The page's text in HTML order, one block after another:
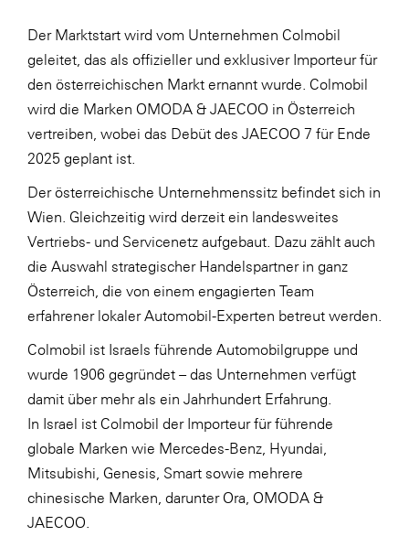
PAGRO
PHH Rechtsanwält:innen
Salesforce
sebamed
SeneCura
SERVICE&MORE
SKINUANCE®
Somfy
Sony DADC
SPIEGLTEC
STIHL Tirol
Trend Micro
TAG GmbH
VALETTA
Der Marktstart wird vom Unternehmen Colmobil
geleitet, das als offizieller und exklusiver Importeur für
den österreichischen Markt ernannt wurde. Colmobil
wird die Marken OMODA & JAECOO in Österreich
vertreiben, wobei das Debüt des JAECOO 7 für Ende
2025 geplant ist.
Der österreichische Unternehmenssitz befindet sich in
Wien. Gleichzeitig wird derzeit ein landesweites
Vertriebs- und Servicenetz aufgebaut. Dazu zählt auch
die Auswahl strategischer Handelspartner in ganz
Österreich, die von einem engagierten Team
erfahrener lokaler Automobil-Experten betreut werden.
Colmobil ist Israels führende Automobilgruppe und
wurde 1906 gegründet – das Unternehmen verfügt
damit über mehr als ein Jahrhundert Erfahrung.
In Israel ist Colmobil der Importeur für führende
globale Marken wie Mercedes-Benz, Hyundai,
Mitsubishi, Genesis, Smart sowie mehrere
chinesische Marken, darunter Ora, OMODA &
JAECOO.